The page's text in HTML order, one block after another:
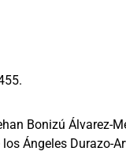
Bonizú Álvarez-
los Ángeles Durazo-